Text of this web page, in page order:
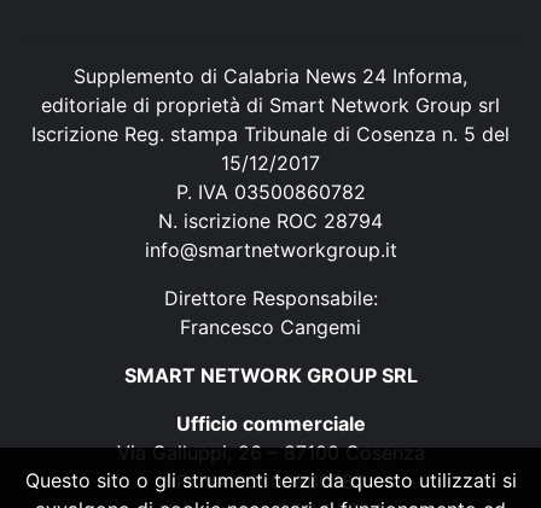
Supplemento di Calabria News 24 Informa,
editoriale di proprietà di Smart Network Group srl
Iscrizione Reg. stampa Tribunale di Cosenza n. 5 del
15/12/2017
P. IVA 03500860782
N. iscrizione ROC 28794
info@smartnetworkgroup.it
Direttore Responsabile:
Francesco Cangemi
SMART NETWORK GROUP SRL
Ufficio commerciale
Via Galluppi, 26 – 87100 Cosenza
P. IVA 03500860782
Questo sito o gli strumenti terzi da questo utilizzati si